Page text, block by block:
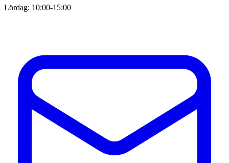
Lördag: 10:00-15:00